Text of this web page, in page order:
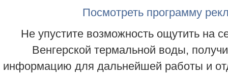
Посмотреть программу
Не упустите возможность ощутить на
Венгерской термальной воды,
информацию для дальнейшей работы и